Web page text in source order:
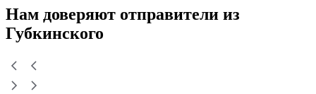
Нам доверяют отправители из
Губкинского